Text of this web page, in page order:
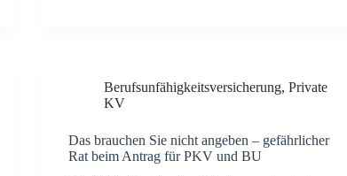
Berufsunfähigkeitsversicherung,Private
KV
Das brauchen Sie nicht angeben – gefährlicher
Rat beim Antrag für PKV und BU